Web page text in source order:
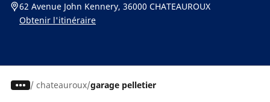
62 Avenue John Kennery, 36000 CHATEAUROUX
Obtenir l'itinéraire
/ chateauroux garage pelletier